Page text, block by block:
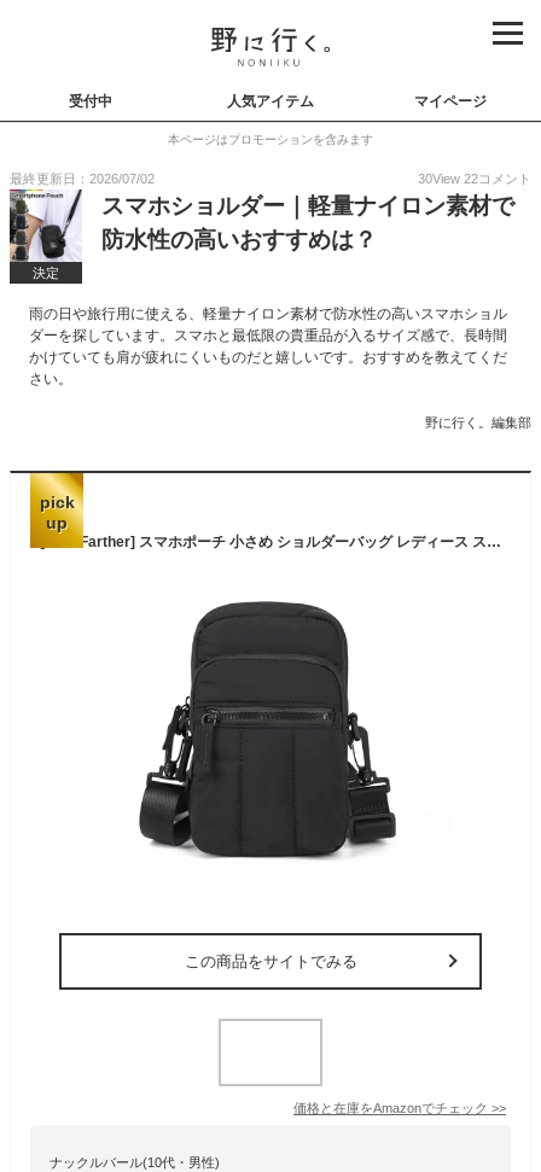
受付中 人気アイテム マイページ
本ページはプロモーションを含みます
最終更新日：2026/07/02 30View 22コメント
決定
スマホショルダー｜軽量ナイロン素材で
防水性の高いおすすめは？
雨の日や旅行用に使える、軽量ナイロン素材で防水性の高いスマホショル
ダーを探しています。スマホと最低限の貴重品が入るサイズ感で、長時間
かけていても肩が疲れにくいものだと嬉しいです。おすすめを教えてくだ
さい。
野に行く。編集部
pick
up
[MoreFarther] スマホポーチ 小さめ ショルダーバッグ レディース スマホショルダー ミニショルダー バッグ 鞄 縦長 無地 軽量 おしゃれ かわいい 小物入れ 日常
この商品をサイトでみる
価格と在庫をAmazonでチェック >>
ナックルバール(10代・男性)